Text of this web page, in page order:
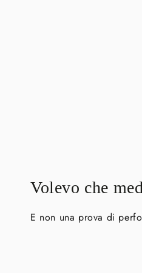
Volevo che
E non una prova di